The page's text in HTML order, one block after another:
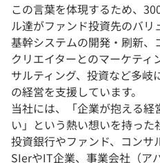
この言葉を体現するため、
ル達がファンド投資先のバリ
基幹システムの開発・刷新
クリエイターとのマーケティ
サルティング、投資など多岐
の経営を支援しています。
当社には、「企業が抱える
い」という熱い想いを持った
投資銀行やファンド、コンサ
SIerやIT企業、事業会社（ア